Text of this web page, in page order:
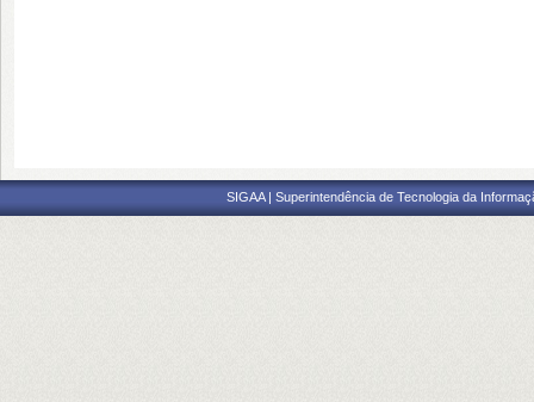
SIGAA | Superintendência de Tecnologia da